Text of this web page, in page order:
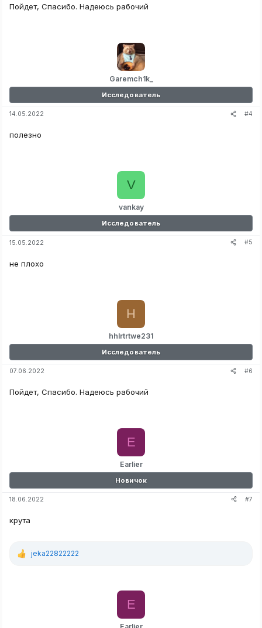
Пойдет, Спасибо. Надеюсь рабочий
Garemch1k_
Исследователь
14.05.2022 #4
полезно
vankay
V
Исследователь
15.05.2022 #5
не плохо
hhlrtrtwe231
H
Исследователь
07.06.2022 #6
Пойдет, Спасибо. Надеюсь рабочий
Earlier
E
Новичок
18.06.2022 #7
крута
Р
jeka22822222
E